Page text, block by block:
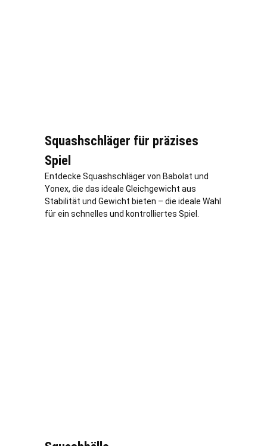
Squashschläger für präzises
Spiel
Entdecke Squashschläger von Babolat und
Yonex, die das ideale Gleichgewicht aus
Stabilität und Gewicht bieten – die ideale Wahl
für ein schnelles und kontrolliertes Spiel.